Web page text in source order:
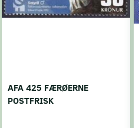
AFA 425 FÆRØERNE
POSTFRISK